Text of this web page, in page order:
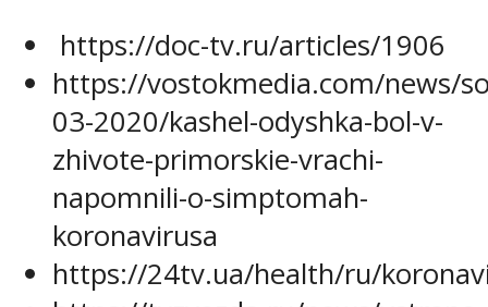
https://doc-tv.ru/articles/1906
https://vostokmedia.com/news/
03-2020/kashel-odyshka-bol-v-
zhivote-primorskie-vrachi-
napomnili-o-simptomah-
koronavirusa
https://24tv.ua/health/ru/